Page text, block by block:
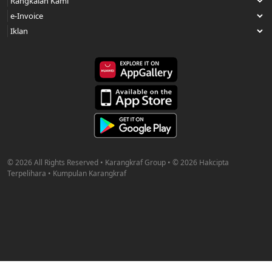
© 2026 All Rights Reserved • Karangkraf Group • © 2026 Hakcipta
Terpelihara • Kumpulan Karangkraf